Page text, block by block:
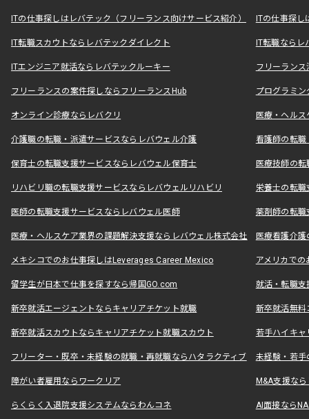
ITの仕事探しはレバテック（フリーランス向けサービス紹介） ITの仕事探
IT転職スカウトならレバテックダイレクト IT転職なら
ITエンジニア就活ならレバテックルーキー フリーラン
フリーランスの案件探しならフリーランスHub プログラミ
オンライン診療ならレバクリ 医療・ヘル
介護職の転職・派遣サービスならレバウェル介護 看護師の転
保育士の転職支援サービスならレバウェル保育士 医療技師の
リハビリ職の転職支援サービスならレバウェルリハビリ 栄養士の転
医師の転職支援サービスならレバウェル医師 薬剤師の転
医療・ヘルスケア業界の課題解決支援ならレバウェル株式会社 医療看護介
メキシコでのお仕事探しはLeverages Career Mexico アメリカで
留学生が日本で仕事を探すなら帰国GO.com 就活・転職
新卒就活エージェントならキャリアチケット就職 新卒就活無料
新卒就活スカウトならキャリアチケット就職スカウト 若手ハイキ
フリーター・既卒・未経験の就職・再就職ならハタラクティブ 未経験・若手
障がい者雇用ならワークリア M&A支援な
らくらく入退院支援システムならわんコネ AI面接なら